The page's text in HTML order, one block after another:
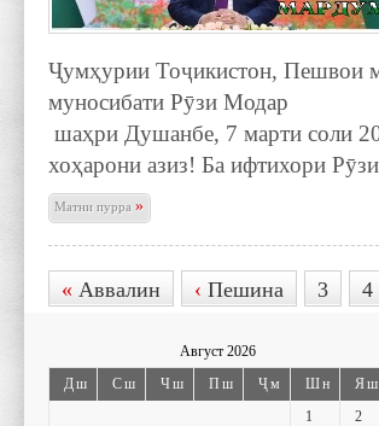
Ҷумҳурии Тоҷикистон, Пешвои
шаҳри Душанбе, 7 марти соли
хоҳарони азиз! Ба ифтихори
Матни пурра»
« Аввалин ‹ Пешина 3 4
Август 2026
Дш
Сш Чш Пш Ҷм Шн Яш
1
2